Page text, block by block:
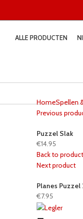
ALLE PRODUCTEN
HomeSpellen
Previous
Puzzel Slak
€14.95
Back to
Next product
Planes Puzzel
€7.95